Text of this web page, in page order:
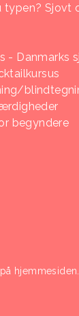
typen? Sjovt
- Danmarks
begyndere